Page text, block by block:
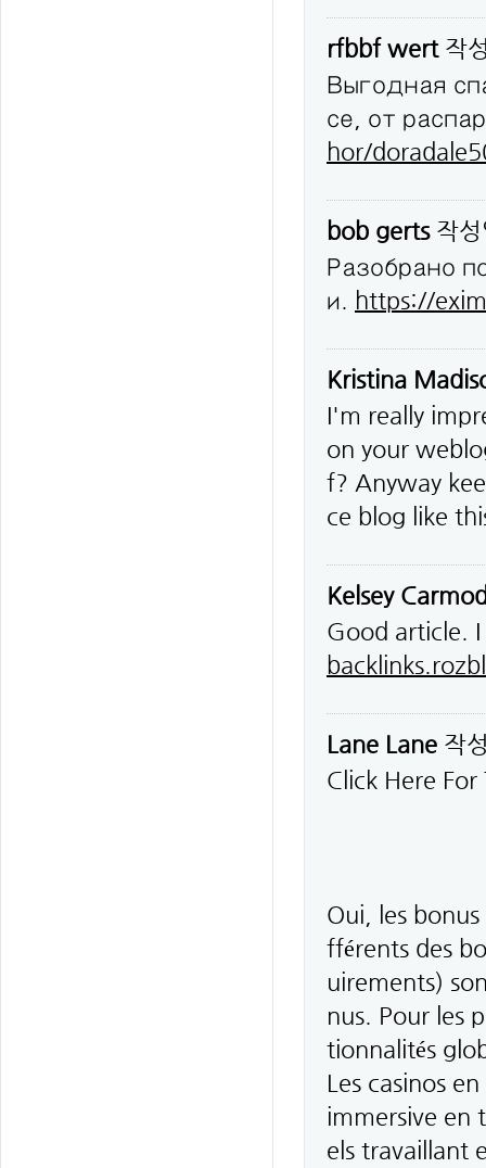
rfbbf wert 작
Выгодная
се, от
hor/
bob gerts작
Разобрано
и.
https://
Kristina
I'm really
on your
f? Anyway
ce blog like
Kelsey
Good article.
Lane Lane 작
Click Here For
Oui, les
fférents des
uirements)
nus. Pour les
tionnalités
Les casinos
immersive en
els travaillant